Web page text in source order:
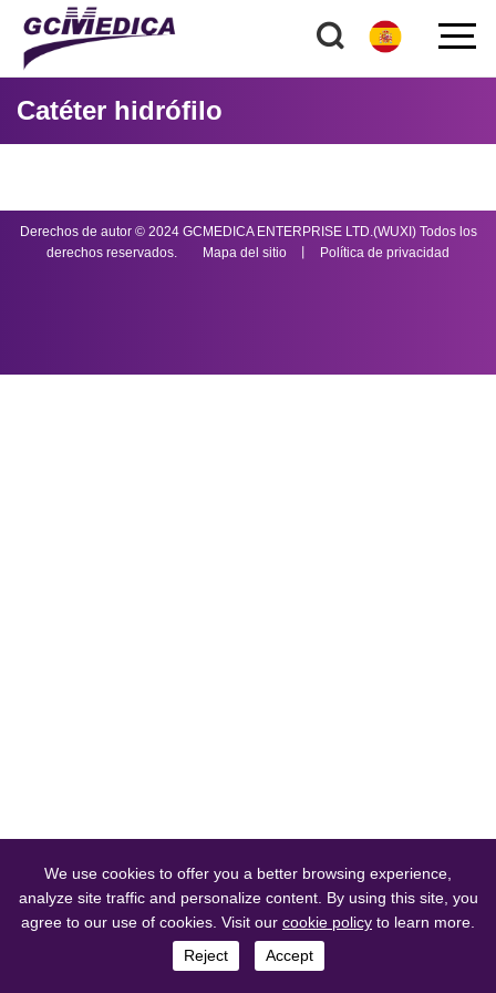
Catéter hidrófilo
Derechos de autor © 2024 GCMEDICA ENTERPRISE LTD.(WUXI) Todos los
derechos reservados.
Mapa del sitio Política de privacidad
Buscar Consulta
We use cookies to offer you a better browsing experience,
analyze site traffic and personalize content. By using this site, you
agree to our use of cookies. Visit our cookie policy to learn more.
Reject
Accept